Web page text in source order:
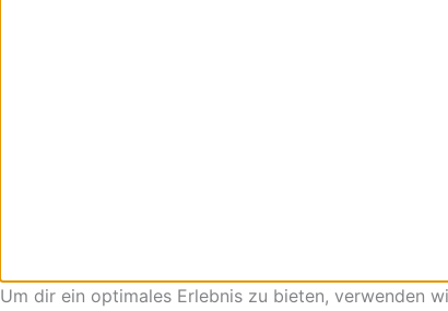
Um dir ein optimales Erlebnis zu bieten, verwenden